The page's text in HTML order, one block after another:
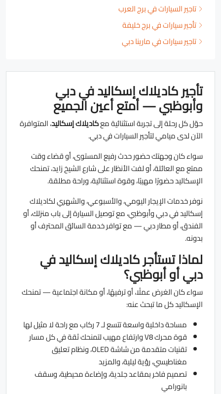
تاجير السيارات في برج العرب
تأجير سيارات في برج خليفة
تاجير سيارات في مارينا دبي
تأجير كاديلاك إسكاليد في دبي
وأبوظبي — أمتع أعين الجميع
حوّل كل رحلة إلى تجربة استثنائية معكاديلاك إسكاليد، المتوافرة
الآن لدى ميامي لتأجير السيارات في دبي.
سواء كان وجهتك حضور حدث رفيع المستوى، أو قضاء وقت
ممتع مع العائلة، أو لفت الأنظار على شارع الشيخ زايد، تمنحك
الإسكاليد حضورًا مهيبًا، وقوة استثنائية، وراحة مطلقة.
نوفر خدمات الإيجار اليومي، والأسبوعي، والشهري لكاديلاك
إسكاليد في دبي وأبوظبي، مع توصيل السيارة إلى باب منزلك، أو
الفندق، أو مطار دبي — مع توافر خدمة السائق المحترف أو
بدونه.
لماذا تستأجر كاديلاك إسكاليد في
دبي أو أبوظبي؟
سواء كان الغرض عملًا، أو ترفيهًا، أو مكانة اجتماعية — تمنحك
الإسكاليد كل ما تبحث عنه:
مساحة داخلية واسعة تتسع لـ 7 ركاب مع راحة لا مثيل لها
قوة محرك V8 وارتفاع مهيب لتمنحك ثقة في كل مسار
تقنيات متقدمة من شاشة OLED، ونظام تعليق
مغناطيسي، رؤية ليلية، والمزيد
تصميم فاخر بمقاعد جلدية، وإضاءة محيطية، وسقف
بانورامي